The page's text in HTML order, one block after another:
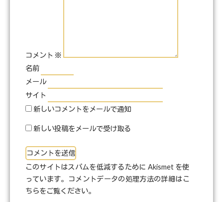
コメント ※
名前
メール
サイト
新しいコメントをメールで通知
新しい投稿をメールで受け取る
このサイトはスパムを低減するために Akismet を使
っています。
コメントデータの処理方法の詳細はこ
ちらをご覧ください。